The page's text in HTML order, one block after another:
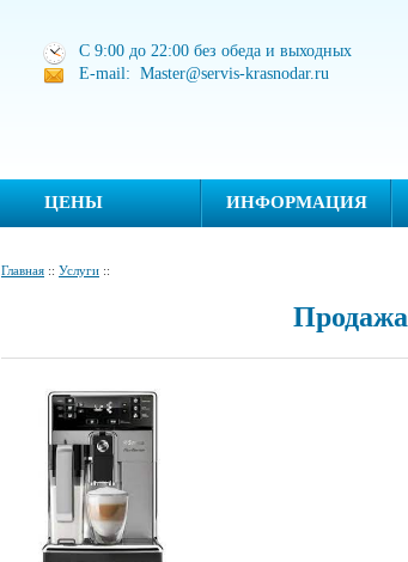
С 9:00 до 22:00 без обеда и выходных
E-mail: Master@servis-krasnodar.ru
ЦЕНЫ ИНФОРМАЦИЯ
Главная :: Услуги ::